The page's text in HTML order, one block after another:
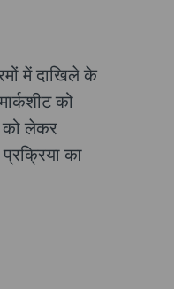
में दाखिले के
को
को लेकर
का